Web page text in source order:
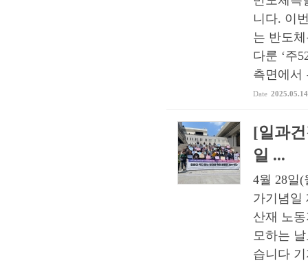
니다. 이
는 반도
다룬 ‘주
측면에서
Date 2025.05.14
[일과
일 ...
4월 28일
가기념일
산재 노
모하는
습니다